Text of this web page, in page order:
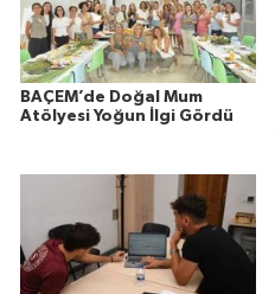
BAÇEM’de Doğal Mum
Atölyesi Yoğun İlgi Gördü